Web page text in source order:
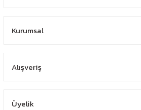
Kurumsal
Alışveriş
Üyelik